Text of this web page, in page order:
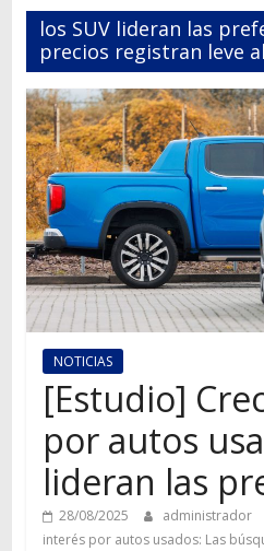
Autos,
camiones,
motos,
información
del
mundo
del
transporte
los SUV lideran las
precios registran leve
NOTICIAS
[Estudio]
por autos
lideran las
28/08/2025 administrador
interés por autos usados: Las